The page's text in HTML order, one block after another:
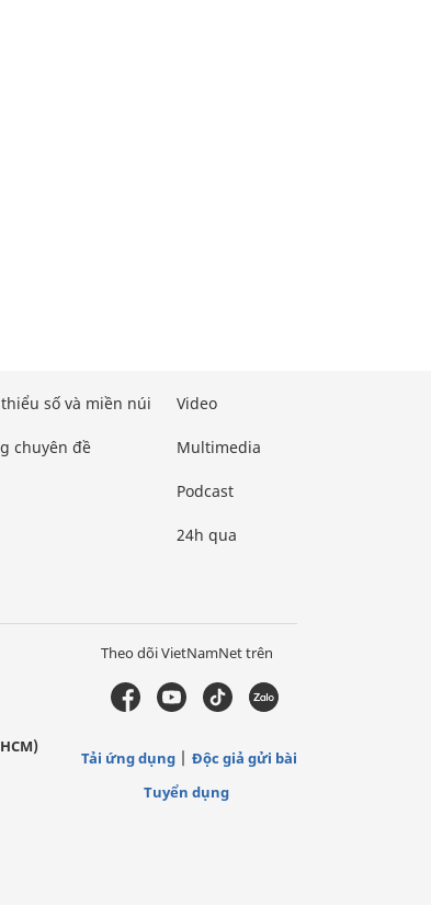
số và miền núi
chuyên đề
Video
Multimedia
Podcast
24h qua
Theo dõi VietNamNet trên
Tải ứng dụng
Độc giả gửi bài
Tuyển dụng